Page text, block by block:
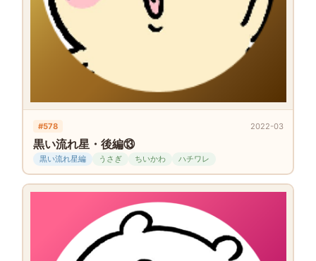
#578 2022-03
黒い流れ星・後編⑬
黒い流れ星編 うさぎ ちいかわ ハチワレ